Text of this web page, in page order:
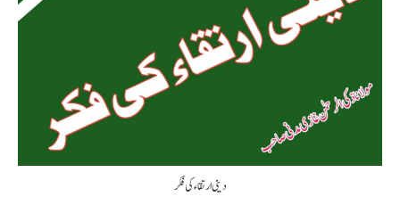
دینی ارتقاء کی فکر